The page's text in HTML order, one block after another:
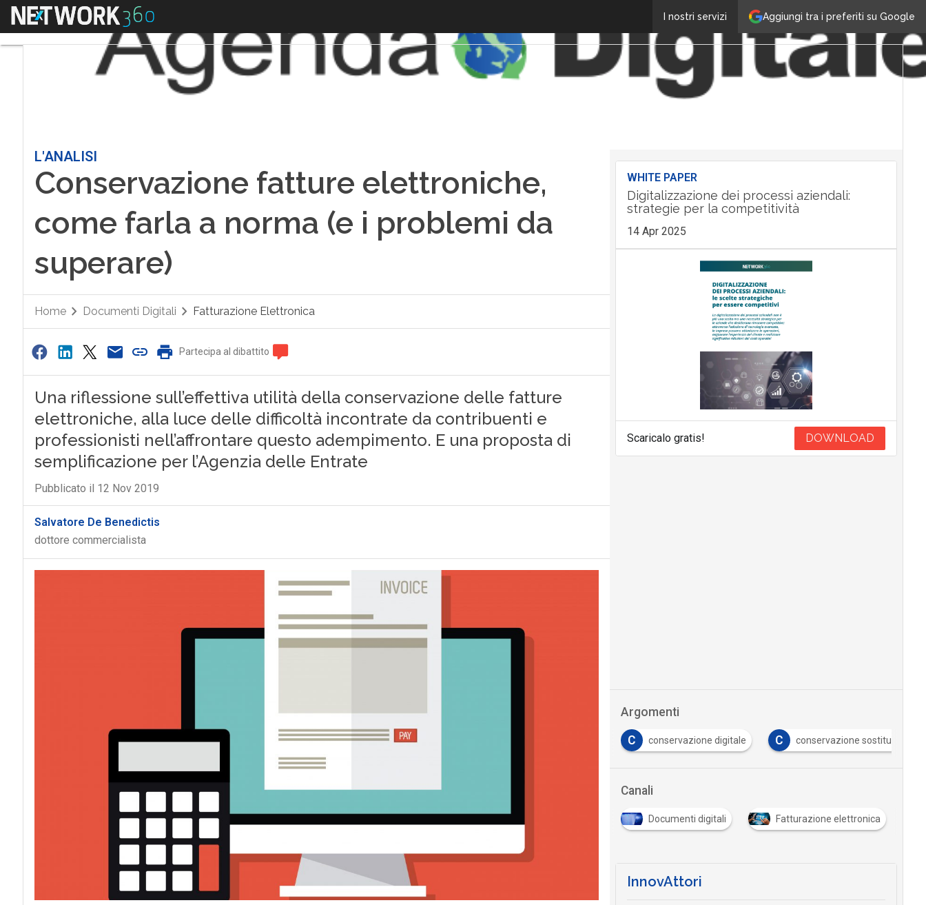
Aggiungi tra i preferiti su Google
I nostri servizi
Menu
L'ANALISI
Conservazione fatture elettroniche,
come farla a norma (e i problemi da
superare)
Home Documenti Digitali Fatturazione Elettronica
Partecipa al dibattito
Una riflessione sull’effettiva utilità della conservazione delle fatture
elettroniche, alla luce delle difficoltà incontrate da contribuenti e
professionisti nell’affrontare questo adempimento. E una proposta di
semplificazione per l’Agenzia delle Entrate
Pubblicato il 12 Nov 2019
Salvatore De Benedictis
dottore commercialista
WHITE PAPER
Digitalizzazione dei processi aziendali:
strategie per la competitività
14 Apr 2025
Scaricalo gratis! DOWNLOAD
Argomenti
C conservazione digitale C conservazione sostitutiva
Canali
Documenti digitali Fatturazione elettronica
InnovAttori